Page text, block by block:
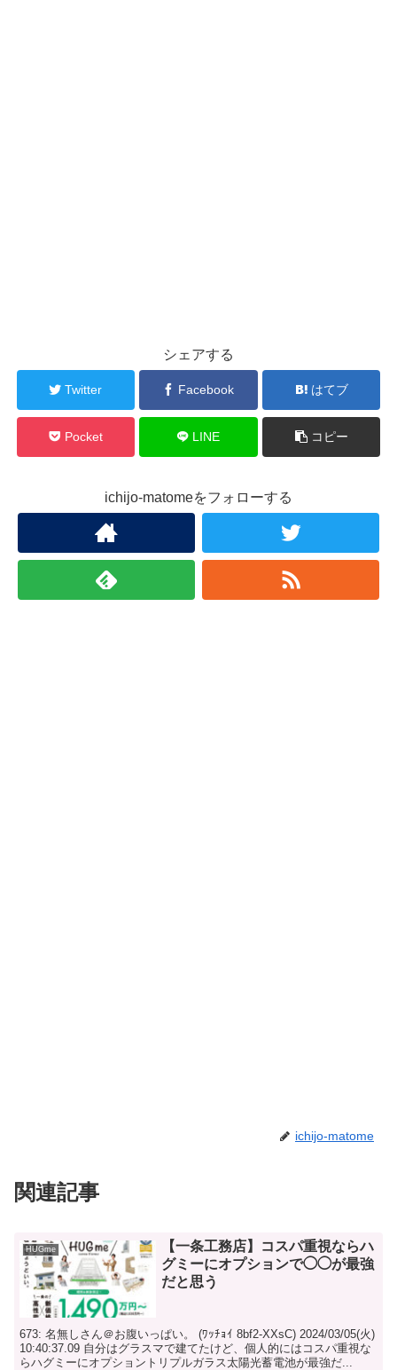
シェアする
Twitter Facebook はてブ
Pocket LINE コピー
ichijo-matomeをフォローする
ichijo-matome
関連記事
HUGme
【一条工務店】コスパ重視ならハ
グミーにオプションで◯◯が最強
だと思う
673: 名無しさん＠お腹いっぱい。 (ﾜｯﾁｮｲ 8bf2-XXsC) 2024/03/05(火)
10:40:37.09 自分はグラスマで建てたけど、個人的にはコスパ重視な
らハグミーにオプショントリプルガラス太陽光蓄電池が最強だ...